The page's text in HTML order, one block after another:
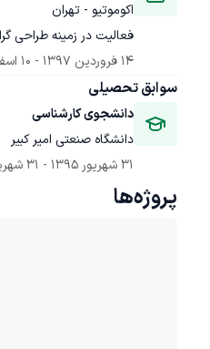
اکوموتیو - تهران
فعالیت در زمینه طراحی
14 فروردین 1397
- 10 اسفند 1398
سوابق تحصیلی
دانشجوی کارشناسی
دانشگاه صنعتی امیر کبیر
31 شهریور 1395
- 31 شهریور 1400
پروژه‌ها